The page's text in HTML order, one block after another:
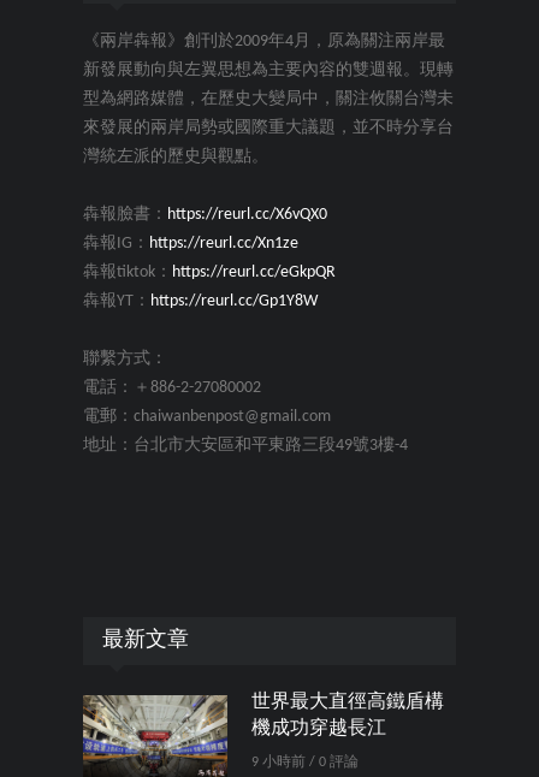
《兩岸犇報》創刊於2009年4月，原為關注兩岸最
新發展動向與左翼思想為主要內容的雙週報。現轉
型為網路媒體，在歷史大變局中，關注攸關台灣未
來發展的兩岸局勢或國際重大議題，並不時分享台
灣統左派的歷史與觀點。
犇報臉書： https://reurl.cc/X6vQX0
犇報IG： https://reurl.cc/Xn1ze
犇報tiktok： https://reurl.cc/eGkpQR
犇報YT： https://reurl.cc/Gp1Y8W
聯繫方式：
電話：＋886-2-27080002
電郵：chaiwanbenpost@gmail.com
地址：台北市大安區和平東路三段49號3樓-4
最新文章
世界最大直徑高鐵盾構
機成功穿越長江
9 小時前 / 0 評論